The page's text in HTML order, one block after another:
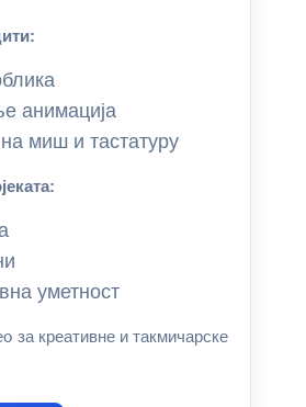
анимација
на миш и тастатуру
уметност
за креативне и такмичарске